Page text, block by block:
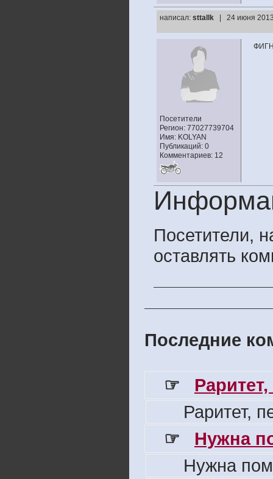
написал: sttallk | 24 июня
Посетители
Регион: 77027739704
Имя: KOLYAN
Публикаций: 0
Комментариев: 12
Посетители,
оставлять
Последние
☞
Раритет,
☞
Нужна
Нужна